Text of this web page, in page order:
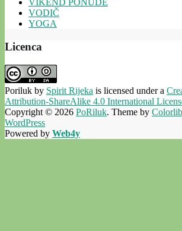
VIKEND PONUDE
VODIČ
YOGA
Licenca
Poriluk by Spirit Rijeka is licensed under a
Attribution-ShareAlike 4.0 International
Copyright © 2026 PoRiluk. Theme by Colorlib
WordPress
Powered by Web4y